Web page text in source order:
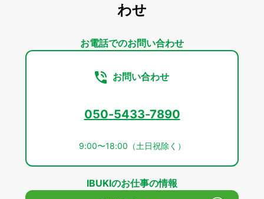
わせ
お電話でのお問い合わせ
お問い合わせ
050-5433-7890
9:00〜18:00（土日祝除く）
IBUKIのお仕事の情報